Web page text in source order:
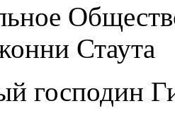
Стаута
господин